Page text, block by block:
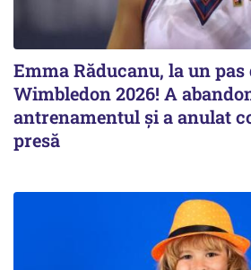
Emma Răducanu, la un pas
Wimbledon 2026! A
antrenamentul și a anulat
presă